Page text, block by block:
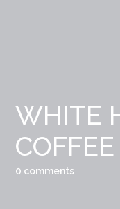
WHITE
COFFEE
0 comments